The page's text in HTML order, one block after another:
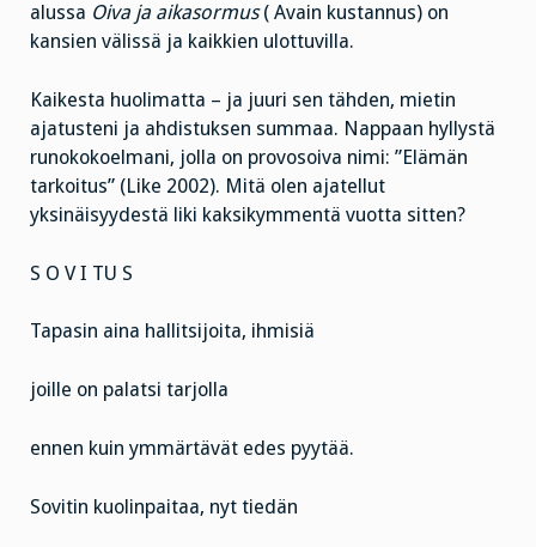
alussa Oiva ja aikasormus( Avain kustannus) on
kansien välissä ja kaikkien ulottuvilla.
Kaikesta huolimatta – ja juuri sen tähden, mietin
ajatusteni ja ahdistuksen summaa. Nappaan hyllystä
runokokoelmani, jolla on provosoiva nimi: ”Elämän
tarkoitus” (Like 2002). Mitä olen ajatellut
yksinäisyydestä liki kaksikymmentä vuotta sitten?
S O V I TU S
Tapasin aina hallitsijoita, ihmisiä
joille on palatsi tarjolla
ennen kuin ymmärtävät edes pyytää.
Sovitin kuolinpaitaa, nyt tiedän